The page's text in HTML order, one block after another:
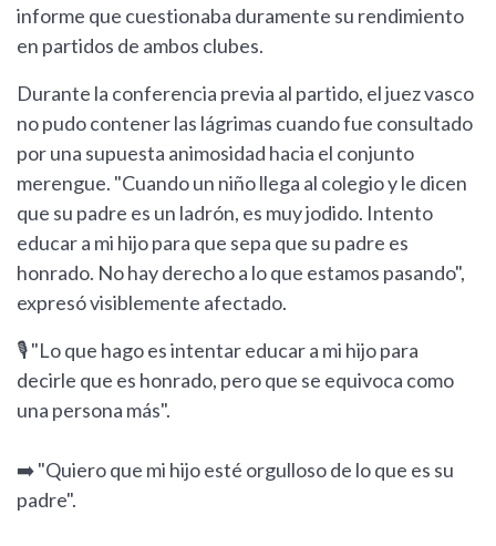
informe que cuestionaba duramente su rendimiento
en partidos de ambos clubes.
Durante la conferencia previa al partido, el juez vasco
no pudo contener las lágrimas cuando fue consultado
por una supuesta animosidad hacia el conjunto
merengue. "Cuando un niño llega al colegio y le dicen
que su padre es un ladrón, es muy jodido. Intento
educar a mi hijo para que sepa que su padre es
honrado. No hay derecho a lo que estamos pasando",
expresó visiblemente afectado.
🎙️ "Lo que hago es intentar educar a mi hijo para
decirle que es honrado, pero que se equivoca como
una persona más".
➡️ "Quiero que mi hijo esté orgulloso de lo que es su
padre".